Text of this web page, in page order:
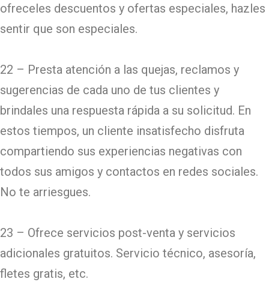
ofreceles descuentos y ofertas especiales, hazles
sentir que son especiales.
22 – Presta atención a las quejas, reclamos y
sugerencias de cada uno de tus clientes y
brindales una respuesta rápida a su solicitud. En
estos tiempos, un cliente insatisfecho disfruta
compartiendo sus experiencias negativas con
todos sus amigos y contactos en redes sociales.
No te arriesgues.
23 – Ofrece servicios post-venta y servicios
adicionales gratuitos. Servicio técnico, asesoría,
fletes gratis, etc.